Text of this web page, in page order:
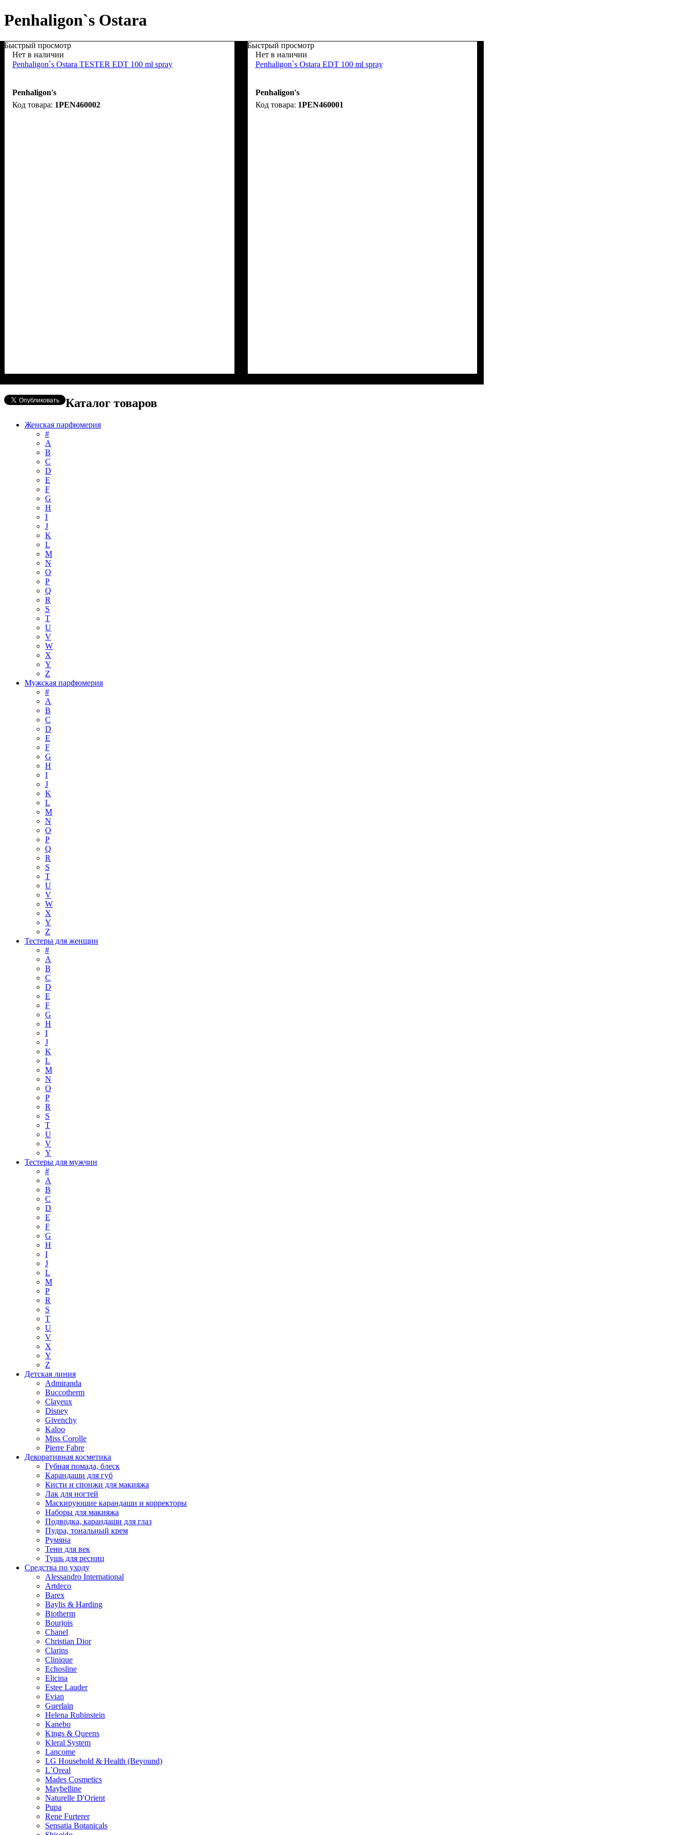
Penhaligon`s Ostara
Быстрый просмотр
Нет в наличии
Penhaligon`s Ostara TESTER EDT 100 ml spray
Penhaligon's
1PEN460002
Быстрый просмотр
Нет в наличии
Penhaligon`s Ostara EDT 100 ml spray
Penhaligon's
1PEN460001
Каталог товаров
Женская парфюмерия
#
А
B
C
D
E
F
G
H
I
J
K
L
M
N
O
P
Q
R
S
T
U
V
W
X
Y
Z
Мужская парфюмерия
#
A
B
C
D
E
F
G
H
I
J
K
L
M
N
O
P
Q
R
S
T
U
V
W
X
Y
Z
Тестеры для женщин
#
A
B
C
D
E
F
G
H
I
J
K
L
M
N
O
P
R
S
T
U
V
Y
Тестеры для мужчин
#
A
B
C
D
E
F
G
H
I
J
L
M
P
R
S
T
U
V
X
Y
Z
Детская линия
Admiranda
Buccotherm
Clayeux
Disney
Givenchy
Kaloo
Miss Corolle
Pierre Fabre
Декоративная косметика
Губная помада, блеск
Карандаши для губ
Кисти и спонжи для макияжа
Лак для ногтей
Маскирующие карандаши и корректоры
Наборы для макияжа
Подводка, карандаши для глаз
Пудра, тональный крем
Румяна
Тени для век
Тушь для ресниц
Средства по уходу
Alessandro International
Artdeco
Barex
Baylis & Harding
Biotherm
Bourjois
Chanel
Christian Dior
Clarins
Clinique
Echosline
Elicina
Estee Lauder
Evian
Guerlain
Helena Rubinstein
Kanebo
Kings & Queens
Kleral System
Lancome
LG Household & Health (Beyound)
L`Oreal
Mades Cosmetics
Maybelline
Naturelle D'Orient
Pupa
Rene Furterer
Sensatia Botanicals